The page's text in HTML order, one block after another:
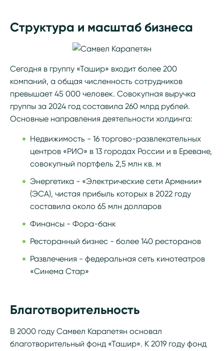
Структура и масштаб бизнеса
Сегодня в группу «Ташир» входит более 200
компаний, а общая численность сотрудников
превышает 45 000 человек. Совокупная выручка
группы за 2024 год составила 260 млрд рублей.
Основные направления деятельности холдинга:
Недвижимость - 16 торгово-развлекательных
центров «РИО» в 13 городах России и в Ереване,
совокупный портфель 2,5 млн кв. м
Энергетика - «Электрические сети Армении»
(ЭСА), чистая прибыль которых в 2022 году
составила около 65 млн долларов
Финансы - Фора-банк
Ресторанный бизнес - более 140 ресторанов
Развлечения - федеральная сеть кинотеатров
«Синема Стар»
Благотворительность
В 2000 году Самвел Карапетян основал
благотворительный фонд «Ташир». К 2019 году фонд